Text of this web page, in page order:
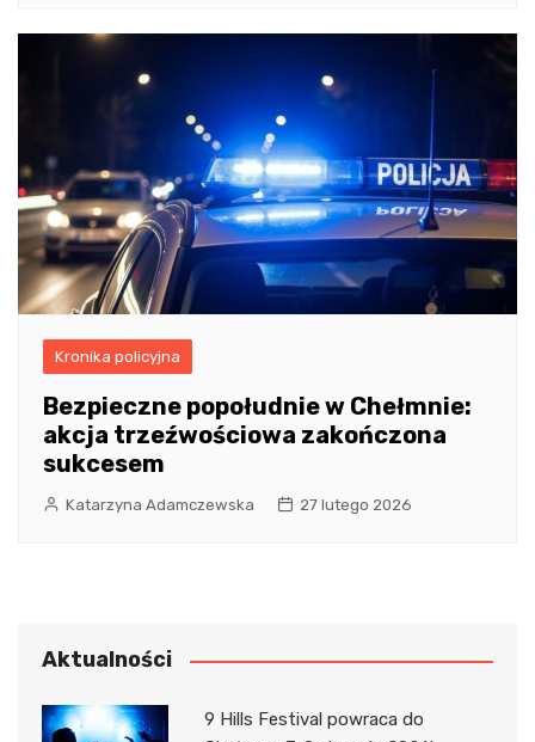
Kronika policyjna
Bezpieczne popołudnie w Chełmnie:
akcja trzeźwościowa zakończona
sukcesem
Katarzyna Adamczewska 27 lutego 2026
Aktualności
9 Hills Festival powraca do